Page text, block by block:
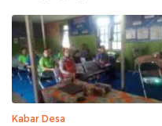
Kabar Desa